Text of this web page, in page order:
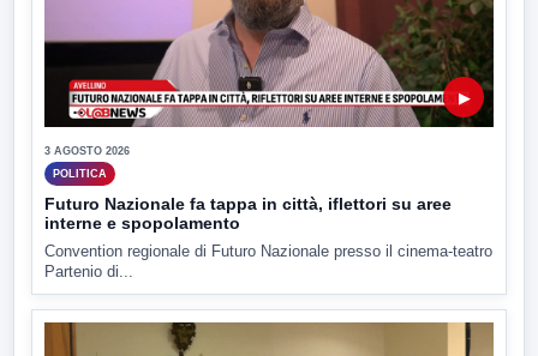
▶
3 AGOSTO 2026
POLITICA
Futuro Nazionale fa tappa in città, iflettori su aree
interne e spopolamento
Convention regionale di Futuro Nazionale presso il cinema-teatro
Partenio di...